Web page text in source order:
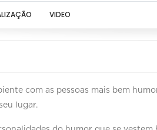
VIDEO
com as pessoas mais bem
lugar.